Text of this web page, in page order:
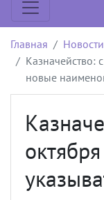
Главная
Новости
Казначейство:
новые